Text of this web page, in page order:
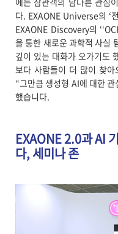
다. EXAONE Universe의 ‘
EXAONE Discovery의
을 통한 새로운 과학적 사실
깊이 있는 대화가 오가기도
보다 사람들이 더 많이 찾
“그만큼 생성형 AI에 대한
했습니다.
EXAONE 2.0과 AI
다, 세미나 존